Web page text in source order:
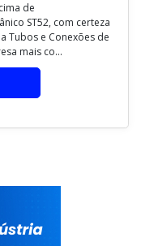
de
ST52, com certeza
Tubos e Conexões de
mais co...